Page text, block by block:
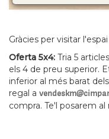
Gràcies per visitar
Oferta 5x4: Tria 5
els 4 de preu superior.
inferior al més barat
regal a
compra. Te'l posarem